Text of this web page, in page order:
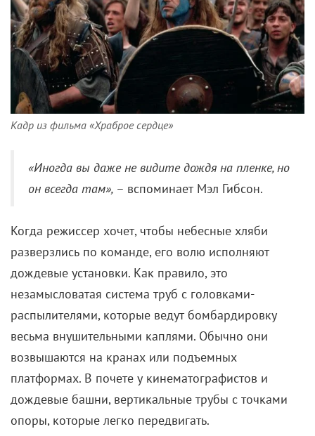
который Сэм Рокуэлл и Анна Кендрик разыгрывают
с большим энтузиазмом. Он – поехавший киллер,
переметнувшийся на сторону добра. Она – не
слишком уравновешенная девушка, которая после
расставания с бойфрендом еще не пришла в себя.
Встреча при максимально нелепых
между этими двумя возникает чувство, будто они
знают друг друга тысячу лет. Чем не ячейка
возлюбленной он пойдет в огонь и воду.
«Мой парень – киллер» вышел в период, когда
экологическое выражениенегативных чувств
только входило в моду, а потому шуток на эту тему
здесь много. Франсис, например, ведет себя дико,
зато с самого начала говорит только правду – от
комплиментов до признания в том, что за ним
охотятся наемники. И хотя он не видит
противоречия во фразе «убивать плохо»,
произнесенной с пушкой наперевес,